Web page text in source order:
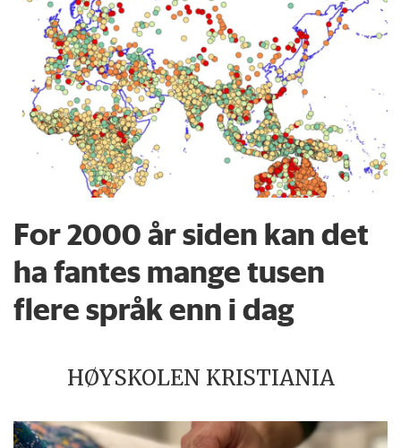
For 2000 år siden kan det
ha fantes mange tusen
flere språk enn i dag
HØYSKOLEN KRISTIANIA